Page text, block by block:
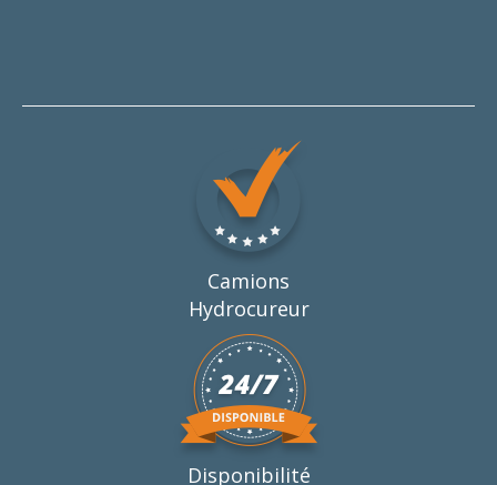
Camions
Hydrocureur
Disponibilité